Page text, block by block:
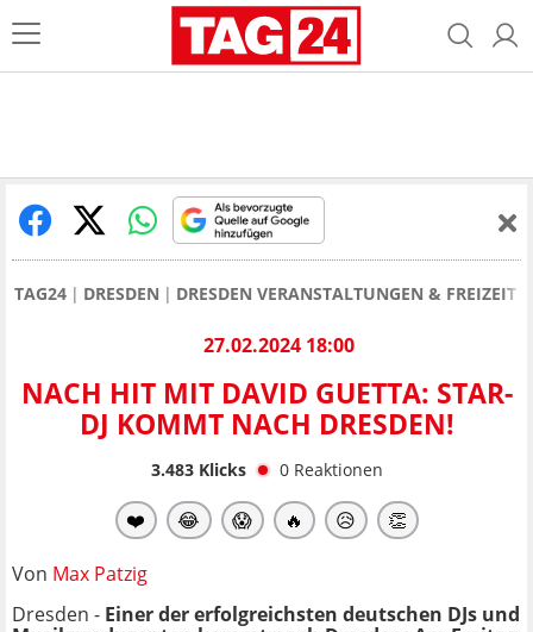
TAG24 DRESDEN DRESDEN VERANSTALTUNGEN & FREIZEIT
27.02.2024 18:00
NACH HIT MIT DAVID GUETTA: STAR-
DJ KOMMT NACH DRESDEN!
3.483Klicks 0 Reaktionen
❤️ 😂 😱 🔥 😥 👏
Von Max Patzig
Dresden - Einer der erfolgreichsten deutschen DJs und